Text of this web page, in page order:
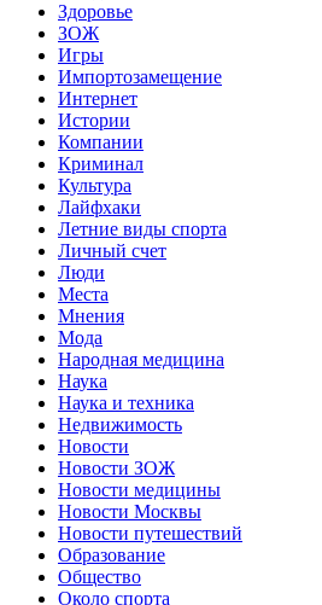
Здоровье
ЗОЖ
Игры
Импортозамещение
Интернет
Истории
Компании
Криминал
Культура
Лайфхаки
Летние виды спорта
Личный счет
Люди
Места
Мнения
Мода
Народная медицина
Наука
Наука и техника
Недвижимость
Новости
Новости ЗОЖ
Новости медицины
Новости Москвы
Новости путешествий
Образование
Общество
Около спорта